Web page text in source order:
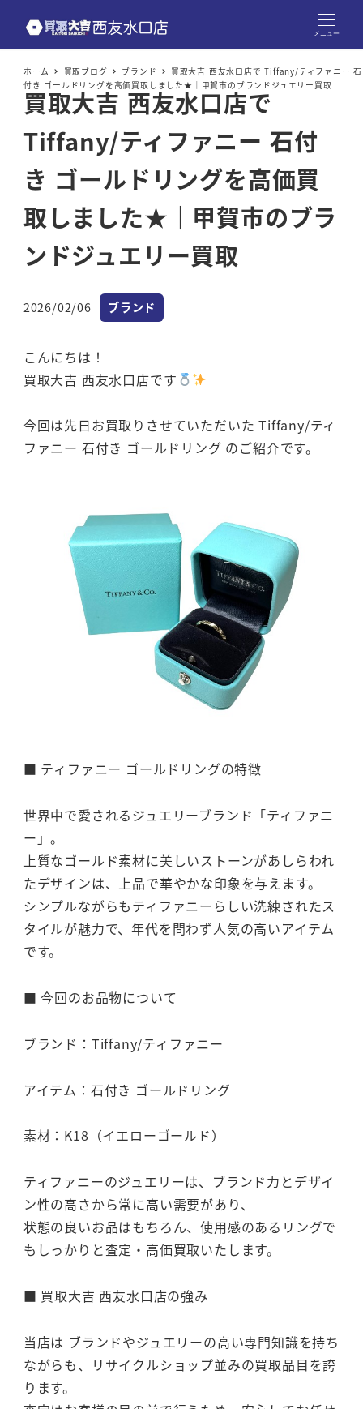
メニュー
ホーム 買取ブログ ブランド
買取大吉 西友水口店で Tiffany/ティファニー 石
付き ゴールドリングを高価買取しました★｜甲賀市のブランドジュエリー買取
買取大吉 西友水口店で
Tiffany/ティファニー 石付
き ゴールドリングを高価買
取しました★｜甲賀市のブラ
ンドジュエリー買取
投稿日
2026/02/06 カテゴリー
ブランド
こんにちは！
買取大吉 西友水口店です
今回は先日お買取りさせていただいた Tiffany/ティ
ファニー 石付き ゴールドリング のご紹介です。
■ ティファニー ゴールドリングの特徴
世界中で愛されるジュエリーブランド「ティファニ
ー」。
上質なゴールド素材に美しいストーンがあしらわれ
たデザインは、上品で華やかな印象を与えます。
シンプルながらもティファニーらしい洗練されたス
タイルが魅力で、年代を問わず人気の高いアイテム
です。
■ 今回のお品物について
ブランド：Tiffany/ティファニー
アイテム：石付き ゴールドリング
素材：K18（イエローゴールド）
ティファニーのジュエリーは、ブランド力とデザイ
ン性の高さから常に高い需要があり、
状態の良いお品はもちろん、使用感のあるリングで
もしっかりと査定・高価買取いたします。
■ 買取大吉 西友水口店の強み
当店は ブランドやジュエリーの高い専門知識を持ち
ながらも、リサイクルショップ並みの買取品目を誇
ります。